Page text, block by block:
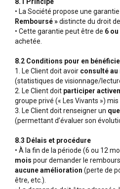
• La Société propose une
Remboursé »distincte du droit
• Cette garantie peut être de 6
achetée.
8.2 Conditions pour en
1. Le Client doit avoir consulté au
(statistiques de visionnage/
2. Le Client doit participer
groupe privé (« Les Vivants ») mis
3. Le Client doit renseigner un
(permettant d’évaluer son
8.3 Délais et procédure
• À la fin de la période (6 ou 12
mois pour demander le
aucune amélioration (perte de
être, etc.).